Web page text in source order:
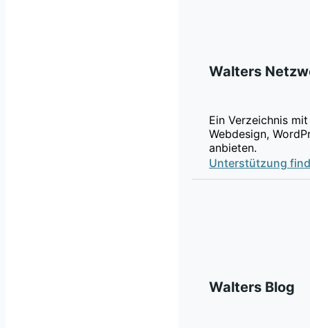
Walters
Ein Verzeichnis
Webdesign,
anbieten.
Unterstützung
Walters Blog